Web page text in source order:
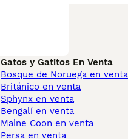
Gatos y Gatitos En Venta
Bosque de Noruega en venta
Británico en venta
Sphynx en venta
Bengalí en venta
Maine Coon en venta
Persa en venta